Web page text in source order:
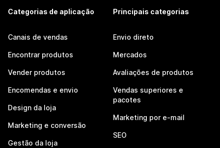
Categorias de aplicação
Canais de vendas
Encontrar produtos
Vender produtos
Encomendas e envio
Design da loja
Marketing e conversão
Gestão da loja
Principais categorias
Envio direto
Mercados
Avaliações de produtos
Vendas superiores e
pacotes
Marketing por e-mail
SEO